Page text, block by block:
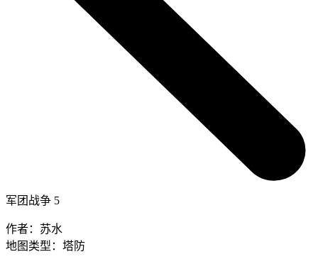
军团战争 5
作者： 苏水
地图类型： 塔防